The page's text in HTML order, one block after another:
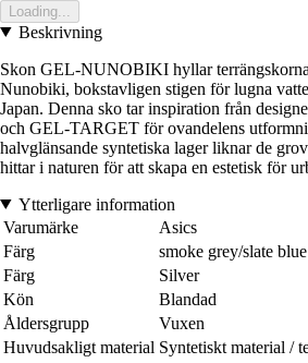
Loading...
Beskrivning
Skon GEL-NUNOBIKI hyllar
Nunobiki, bokstavligen stigen för lugna
Japan. Denna sko tar inspiration från
och GEL-TARGET för ovandelens
halvglänsande syntetiska lager liknar de
hittar i naturen för att skapa en estetisk för
Ytterligare information
Varumärke
Asics
Färg
smoke grey/slate blue
Färg
Silver
Kön
Blandad
Åldersgrupp
Vuxen
Huvudsakligt material Syntetiskt material /